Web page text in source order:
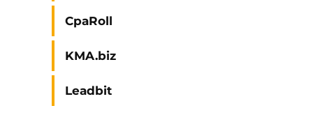
CpaRoll
KMA.biz
Leadbit